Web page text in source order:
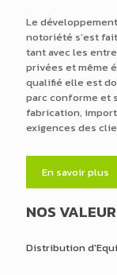
Le
notoriété s’est
tant avec les
privées et même
qualifié elle est
parc conforme et
fabrication,
exigences des
En savoir plus
NOS
Distribution